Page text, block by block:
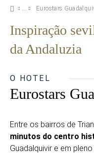
Eurostars
Inspiração
da Andaluzia
O HOTEL
Eurostars
Entre os bairros de
minutos do centro
Guadalquivir e em